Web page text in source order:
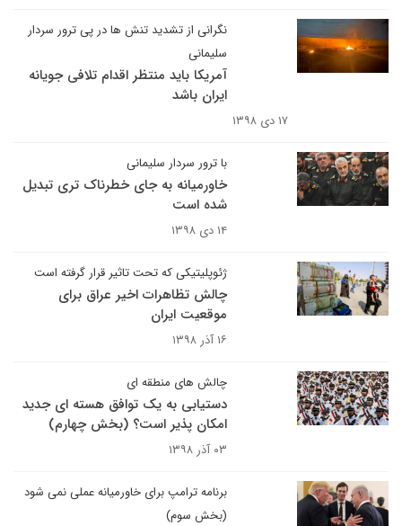
نگرانی از تشدید تنش ها در پی ترور سردار
سلیمانی
آمریکا باید منتظر اقدام تلافی جویانه
ایران باشد
۱۷ دی ۱۳۹۸
با ترور سردار سلیمانی
خاورمیانه به جای خطرناک تری تبدیل
شده است
۱۴ دی ۱۳۹۸
ژئوپلیتیکی که تحت تاثیر قرار گرفته است
چالش تظاهرات اخیر عراق برای
موقعیت ایران
۱۶ آذر ۱۳۹۸
چالش های منطقه ای ​​​​​​​
دستیابی به یک توافق هسته ای جدید
امکان پذیر است؟ (بخش چهارم)
۰۳ آذر ۱۳۹۸
برنامه ترامپ برای خاورمیانه عملی نمی شود
(بخش سوم)